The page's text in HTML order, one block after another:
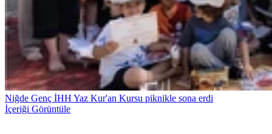
Niğde Genç İHH Yaz Kur'an Kursu piknikle sona erdi
İçeriği Görüntüle